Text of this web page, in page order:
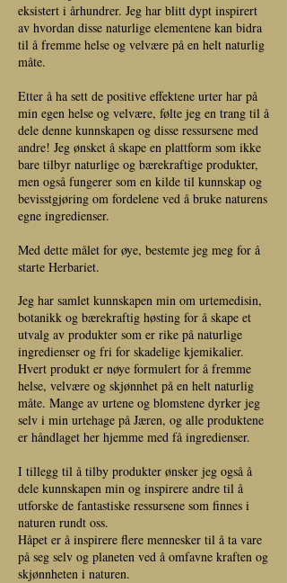
eksistert i århundrer. Jeg har blitt dypt inspirert
av hvordan disse naturlige elementene kan bidra
til å fremme helse og velvære på en helt naturlig
måte.
Etter å ha sett de positive effektene urter har på
min egen helse og velvære, følte jeg en trang til å
dele denne kunnskapen og disse ressursene med
andre! Jeg ønsket å skape en plattform som ikke
bare tilbyr naturlige og bærekraftige produkter,
men også fungerer som en kilde til kunnskap og
bevisstgjøring om fordelene ved å bruke naturens
egne ingredienser.
Med dette målet for øye, bestemte jeg meg for å
starte Herbariet.
Jeg har samlet kunnskapen min om urtemedisin,
botanikk og bærekraftig høsting for å skape et
utvalg av produkter som er rike på naturlige
ingredienser og fri for skadelige kjemikalier.
Hvert produkt er nøye formulert for å fremme
helse, velvære og skjønnhet på en helt naturlig
måte. Mange av urtene og blomstene dyrker jeg
selv i min urtehage på Jæren, og alle produktene
er håndlaget her hjemme med få ingredienser.
I tillegg til å tilby produkter ønsker jeg også å
dele kunnskapen min og inspirere andre til å
utforske de fantastiske ressursene som finnes i
naturen rundt oss.
Håpet er å inspirere flere mennesker til å ta vare
på seg selv og planeten ved å omfavne kraften og
skjønnheten i naturen.